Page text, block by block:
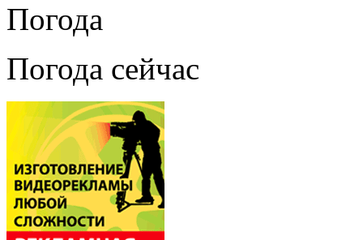
Погода
Погода сейчас